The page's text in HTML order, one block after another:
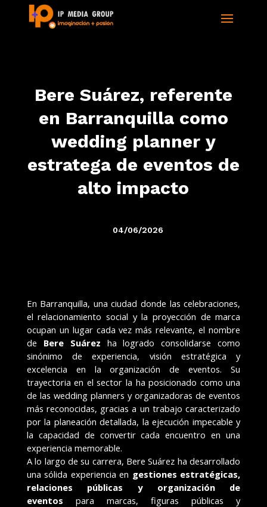
Bere Suárez, referente
en Barranquilla como
wedding planner y
estratega de eventos de
alto impacto
04/06/2026
En Barranquilla, una ciudad donde las celebraciones,
el relacionamiento social y la proyección de marca
ocupan un lugar cada vez más relevante, el nombre
de Bere Suárez ha logrado consolidarse como
sinónimo de experiencia, visión estratégica y
excelencia en la organización de eventos. Su
trayectoria en el sector la ha posicionado como una
de las wedding planners y organizadoras de eventos
más reconocidas, gracias a un trabajo caracterizado
por la planeación detallada, la ejecución impecable y
la capacidad de convertir cada encuentro en una
experiencia memorable.
A lo largo de su carrera, Bere Suárez ha desarrollado
una sólida experiencia en gestiones estratégicas,
relaciones públicas y organización de
eventos para marcas, figuras públicas y